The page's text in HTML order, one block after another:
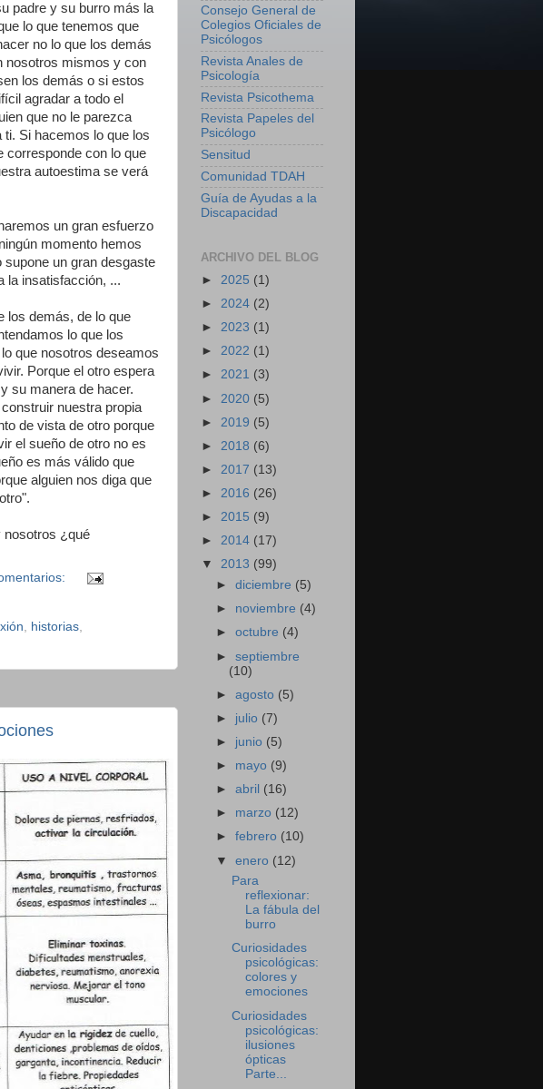
padre y su burro más la
lo que tenemos que
no lo que los demás
nosotros mismos y con
los demás o si estos
agradar a todo el
que no le parezca
ti. Si hacemos lo que los
corresponde con lo que
autoestima se verá
un gran esfuerzo
momento hemos
un gran desgaste
la insatisfacción, ...
los demás, de lo que
lo que los
que nosotros deseamos
Porque el otro espera
su manera de hacer.
nuestra propia
de vista de otro porque
el sueño de otro no es
es más válido que
alguien nos diga que
nosotros ¿qué
historias
Consejo General de
Colegios Oficiales de
Psicólogos
Revista Anales de
Psicología
Revista Psicothema
Revista Papeles del
Psicólogo
Sensitud
Comunidad TDAH
Guía de Ayudas a la
Discapacidad
ARCHIVO DEL BLOG
► 2025 (1)
► 2024 (2)
► 2023 (1)
► 2022 (1)
► 2021 (3)
► 2020 (5)
► 2019 (5)
► 2018 (6)
► 2017 (13)
► 2016 (26)
► 2015 (9)
► 2014 (17)
▼ 2013 (99)
►diciembre (5)
► noviembre (4)
►octubre (4)
►septiembre
(10)
►agosto (5)
► julio (7)
► junio (5)
► mayo (9)
►abril (16)
► marzo (12)
►febrero (10)
▼enero (12)
Para
reflexionar:
La fábula del
burro
Curiosidades
psicológicas:
colores y
emociones
Curiosidades
psicológicas:
ilusiones
ópticas
Parte...